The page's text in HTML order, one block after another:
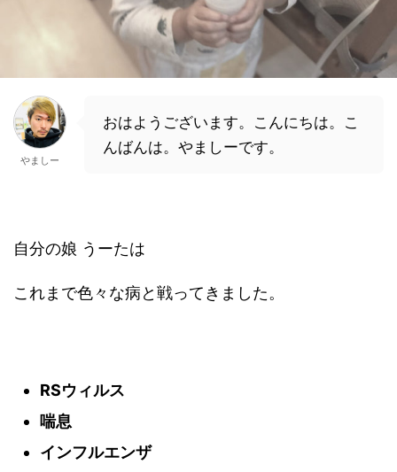
やましー
おはようございます。こんにちは。こ
んばんは。やましーです。
自分の娘 うーたは
これまで色々な病と戦ってきました。
RSウィルス
喘息
インフルエンザ